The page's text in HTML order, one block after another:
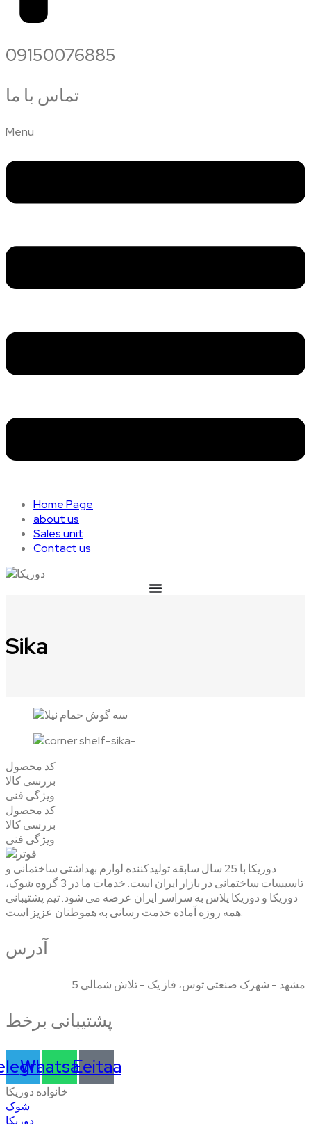
09150076885
تماس با ما
Menu
Home Page
about us
Sales unit
Contact us
Sika
کد محصول
بررسی کالا
ویژگی فنی
کد محصول
بررسی کالا
ویژگی فنی
دوریکا با 25 سال سابقه تولیدکننده لوازم بهداشتی ساختمانی و
تاسیسات ساختمانی در بازار ایران است. خدمات ما در 3 گروه شوک،
دوریکا و دوریکا پلاس به سراسر ایران عرضه می شود. تیم پشتیبانی
همه روزه آماده خدمت رسانی به هموطنان عزیز است.
آدرس
مشهد - شهرک صنعتی توس، فاز یک - تلاش شمالی 5
پشتیبانی برخط
Whatsapp
Eeitaa
خانواده دوریکا
شوک
دوریکا